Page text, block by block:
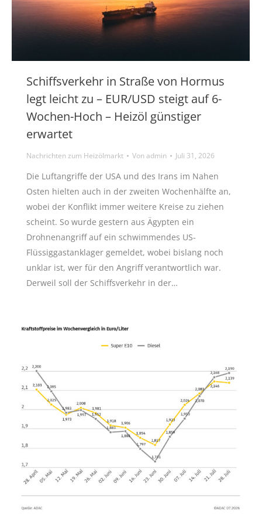
Schiffsverkehr in Straße von Hormus
legt leicht zu – EUR/USD steigt auf 6-
Wochen-Hoch – Heizöl günstiger
erwartet
Nachrichten zum Heizölmarkt Vonadmin Juli 31, 2026
Die Luftangriffe der USA und des Irans im Nahen
Osten hielten auch in der zweiten Wochenhälfte an,
wobei der Konflikt immer weitere Kreise zu ziehen
scheint. So wurde gestern aus Ägypten ein
Drohnenangriff auf ein schwimmendes US-
Flüssiggastanklager gemeldet, wobei bislang noch
unklar ist, wer für den Angriff verantwortlich war.
Derweil soll der Schiffsverkehr in der…